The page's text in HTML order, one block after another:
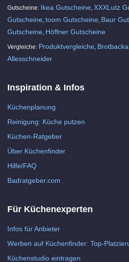
Gutscheine: Ikea Gutscheine XXXLutz
Gutscheine toom Gutscheine Baur
Gutscheine Höffner Gutscheine
Vergleiche: Produktvergleiche
Allesschneider
Inspiration & Infos
Küchenplanung
Reinigung: Küche putzen
Küchen-Ratgeber
Über Küchenfinder
Hilfe/FAQ
Badratgeber.com
Für Küchenexperten
Infos für Anbieter
Werben auf Küchenfinder: Top-
Küchenstudio eintragen